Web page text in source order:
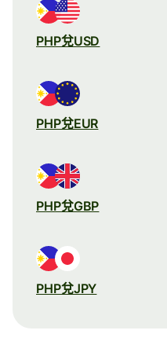
PHP兌USD
PHP兌EUR
PHP兌GBP
PHP兌JPY